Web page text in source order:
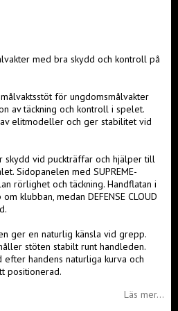
med bra skydd och kontroll på
för ungdomsmålvakter
av täckning och kontroll i spelet.
elitmodeller och ger stabilitet vid
skydd vid puckträffar och hjälper till
Sidopanelen med SUPREME-
rörlighet och täckning. Handflatan i
klubban, medan DEFENSE CLOUD
ger en naturlig känsla vid grepp.
stöten stabilt runt handleden.
efter handens naturliga kurva och
positionerad.
Läs mer...